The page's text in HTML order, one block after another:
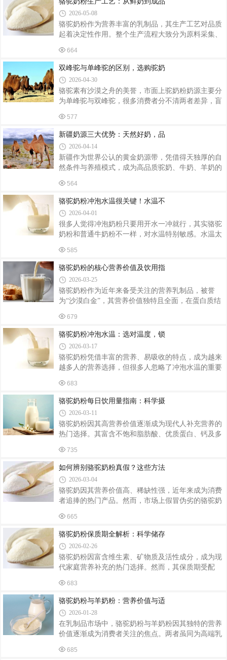
进化奇迹。很多人固有认知里，骆驼能在沙漠中长途
跋涉、久不饮水，全靠驼峰储存大量水分。但事实
上，这个说法存在明显误区——骆驼的驼峰，根本不
能储存水，其核心作用是储存脂肪，堪称骆驼的“移
动能量仓库”。经解剖证实，驼峰主要由胶质脂肪组
2026-05-08
骆驼奶粉作为营养丰富的乳制品，其生产工艺对品质
起着决定性作用。整个生产流程大致分为原料采集、
节，每个环节都需严格把控，以确保最终产品的优质
与安全。原料采集是生产高品质骆驼奶粉的基础。骆
驼主要栖息在生态保护良好但气候严酷的地区，如新
疆阿勒泰、内蒙古阿拉善等黄金奶源带。这里骆驼采
用散养模式，食用天然牧草与盐生植物，产出的乳汁
天然无污染。挤奶前，工作人员会用温盐水清洁乳
头，挤奶工人佩戴手套操作，以减少微生物污染。刚
664
双峰驼与单峰驼的区别，选购驼奶
2026-04-30
骆驼素有沙漠之舟的美誉，市面上驼奶粉奶源主要分
为单峰驼与双峰驼，很多消费者分不清两者差异，盲
奶源优劣，选到正宗优质驼奶。外形与生存环境上，
二者区别十分直观。单峰驼身形修长，只有一个驼
峰，毛发短薄，大多生长在中东、热带沙漠地区，环
境炎热干燥，耐热能力强。而双峰驼拥有两个厚实驼
峰，体态粗壮，绒毛浓密厚实，主要栖息在我国西北
戈壁草原，能够抵御严寒酷暑，适应极端恶劣的自然
环境，生命力更为强悍。产奶特性与营养含量差距更
577
新疆奶源三大优势：天然好奶，品
2026-04-14
新疆作为世界公认的黄金奶源带，凭借得天独厚的自
然条件与养殖模式，成为高品质驼奶、牛奶、羊奶的
读，为大家全面解析新疆奶源的核心优势，让消费者
喝得安心、吃得放心。地理优势：黄金奶源带，天然
好牧场新疆地处北纬 42°-47° 温带草原区域，位于天
山北麓中段，地域辽阔、光照充足，适宜牧草生长。
这里天然牧草种类多达 300 余种，水土洁净、空气清
新，是世界公认的黄金奶源带，也是高品质生鲜乳的
优质供应基地，从源头奠定奶质基础。养殖优势：散
564
骆驼奶粉冲泡水温很关键！水温不
2026-04-01
很多人觉得冲泡奶粉只要用开水一冲就行，其实骆驼
奶粉和普通牛奶粉不一样，对水温特别敏感。水温太
正确水温，才能喝出好效果。冲泡骆驼奶粉，建议水
温控制在 40℃～50℃之间，手感温热不烫嘴最合适。
这个温度既能让奶粉充分溶解，又不会破坏奶粉里的
活性营养成分，比如蛋白质、益生菌、维生素等，喝
起来口感细腻，营养也能完整保留。千万不要用刚烧
开的沸水直接冲泡。高温会让骆驼奶粉中的蛋白质变
性凝固，不仅容易结块、挂壁，还会让益生菌失活，
585
骆驼奶粉的核心营养价值及饮用指
2026-03-25
骆驼奶粉作为近年来备受关注的营养乳制品，被誉
为“沙漠白金”，其营养价值独特且全面，在蛋白质结
适配多种人群的营养需求，科学饮用能充分发挥其养
生价值，以下梳理其核心营养及注意事项，助力理性
选择。骆驼奶粉的核心优势的是易吸收、低致敏。其
蛋白质以β-酪蛋白为主，与母乳结构更接近，分子更
小，消化吸收率远高于牛奶粉，且不含牛奶中易致敏
的β-乳球蛋白，乳糖含量较低，适合乳糖不耐受人群
和牛奶蛋白过敏体质者饮用，过敏案例罕见。同时，
679
骆驼奶粉冲泡水温：选对温度，锁
2026-03-17
骆驼奶粉凭借丰富的营养、易吸收的特点，成为越来
越多人的营养选择，但很多人忽略了冲泡水温的重要
选对水温，才能既保证口感，又锁住奶粉中的珍贵营
养。骆驼奶粉的冲泡核心水温的是40-50℃，这一温度
区间是经过科学验证的黄金标准。骆驼奶粉中含有丰
富的活性营养物质，比如免疫球蛋白、乳铁蛋白、益
生菌等，这些成分对温度敏感，若水温超过60℃，会
快速失去活性，导致营养流失；而水温低于40℃，奶
粉不易溶解，容易出现结块、沉淀，不仅影响口感，
683
骆驼奶粉每日饮用量指南：科学摄
2026-03-11
骆驼奶粉因其高营养价值逐渐成为现代人补充营养的
热门选择。其富含不饱和脂肪酸、优质蛋白、钙及多
合多类人群。然而，科学饮用量是发挥其健康效益的
关键，过量或不足均可能影响效果。成年人：每日
20-30克，分次饮用更佳健康成年人每日建议摄入20-
30克骆驼奶粉，可分早晚两次冲泡，每次10-15克。
例如，早晨搭配谷物食用，可促进钙和蛋白质吸收；
睡前1小时饮用，色氨酸成分有助于改善睡眠质量。
需注意，单次饮用量不宜超过500毫升，过量可能导
735
如何辨别骆驼奶粉真假？这些方法
2026-03-04
骆驼奶因其营养价值高、稀缺性强，近年来成为消费
者追捧的热门产品。然而，市场上假冒伪劣的骆驼奶
法，助你轻松识别骆驼奶粉的真假。一、查看产品标
签与认证信息正规骆驼奶粉的包装上会明确标注生产
日期、保质期、配料表、营养成分表等信息。配料表
首位应为“生驼乳”或“全脂驼乳粉”，若出现“固体饮
料”“植物蛋白粉”等字样，则可能是假冒产品。此外，
需关注产品是否通过国家食品安全认证，如SC生产许
可证编号、ISO质量管理体系认证等，这些是品质的
665
骆驼奶粉保质期全解析：科学储存
2026-02-26
骆驼奶粉因富含维生素、矿物质及活性成分，成为现
代家庭营养补充的热门选择。然而，其保质期受配
障营养与安全的关键。未开封保质期：配方与包装决
定时长未开封的骆驼奶粉保质期通常为12至24个月，
具体因产品特性而异。全脂驼奶粉因脂肪含量高、抗
氧化能力强，保质期可达24个月；益生菌配方驼奶粉
因添加活性菌种，需采用氮气充填与铝箔密封技术，
保质期多为18个月；普通配方产品则以12至18个月为
主。包装工艺直接影响密封性，铝箔复合膜罐装产品
683
骆驼奶粉与羊奶粉：营养价值与适
2026-01-28
在乳制品市场中，骆驼奶粉与羊奶粉因其独特的营养
价值逐渐成为消费者关注的焦点。两者虽同为高端乳
本文将从营养构成、健康功效及适用场景三方面展开
685